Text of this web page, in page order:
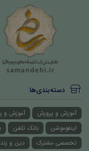
دسته‌بندی‌ها
آموزش و پرورش آموزش و
اینفوموشن
بانک تلفن
تخصصی مشترک
دین و